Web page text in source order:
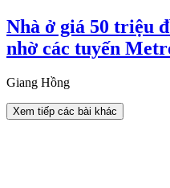
Nhà ở giá 50 triệu
nhờ các tuyến
Giang Hồng
Xem tiếp các bài khác